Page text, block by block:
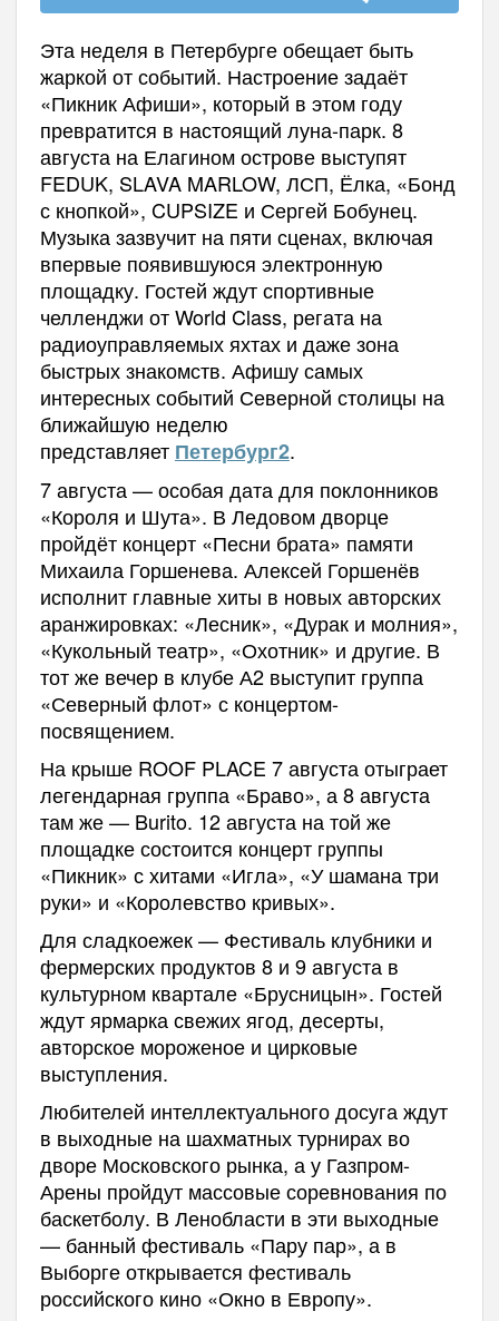
Эта неделя в Петербурге обещает быть
жаркой от событий. Настроение задаёт
«Пикник Афиши», который в этом году
превратится в настоящий луна-парк. 8
августа на Елагином острове выступят
FEDUK, SLAVA MARLOW, ЛСП, Ёлка, «Бонд
с кнопкой», CUPSIZE и Сергей Бобунец.
Музыка зазвучит на пяти сценах, включая
впервые появившуюся электронную
площадку. Гостей ждут спортивные
челленджи от World Class, регата на
радиоуправляемых яхтах и даже зона
быстрых знакомств. Афишу самых
интересных событий Северной столицы на
ближайшую неделю
представляет Петербург2.
7 августа — особая дата для поклонников
«Короля и Шута». В Ледовом дворце
пройдёт концерт «Песни брата» памяти
Михаила Горшенева. Алексей Горшенёв
исполнит главные хиты в новых авторских
аранжировках: «Лесник», «Дурак и молния»,
«Кукольный театр», «Охотник» и другие. В
тот же вечер в клубе А2 выступит группа
«Северный флот» с концертом-
посвящением.
На крыше ROOF PLACE 7 августа отыграет
легендарная группа «Браво», а 8 августа
там же — Burito. 12 августа на той же
площадке состоится концерт группы
«Пикник» с хитами «Игла», «У шамана три
руки» и «Королевство кривых».
Для сладкоежек — Фестиваль клубники и
фермерских продуктов 8 и 9 августа в
культурном квартале «Брусницын». Гостей
ждут ярмарка свежих ягод, десерты,
авторское мороженое и цирковые
выступления.
Любителей интеллектуального досуга ждут
в выходные на шахматных турнирах во
дворе Московского рынка, а у Газпром-
Арены пройдут массовые соревнования по
баскетболу. В Ленобласти в эти выходные
— банный фестиваль «Пару пар», а в
Выборге открывается фестиваль
российского кино «Окно в Европу».